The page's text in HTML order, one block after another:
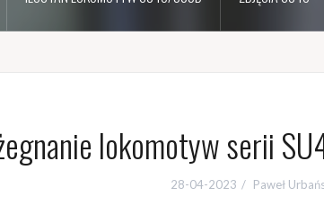
lokomotyw serii
28-04-2023 Paweł